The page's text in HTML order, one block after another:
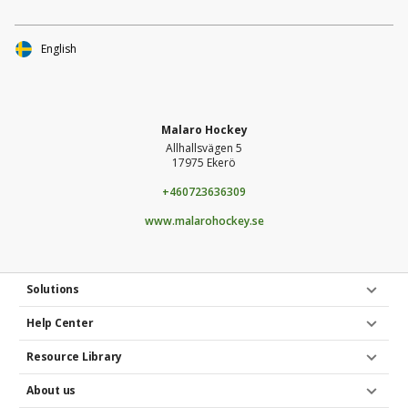
Malaro Hockey
Allhallsvägen 5
17975 Ekerö
+460723636309
www.malarohockey.se
Solutions
Help Center
Resource Library
About us
English